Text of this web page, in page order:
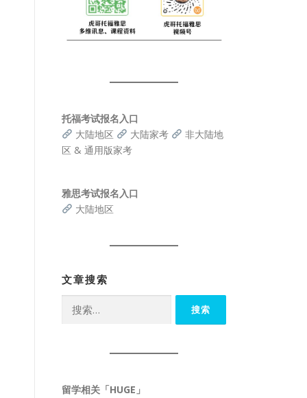
托福考试报名入口
大陆地区
大陆家考
非大陆地
区 & 通用版家考
雅思考试报名入口
大陆地区
文章搜索
索：
留学相关「HUGE」